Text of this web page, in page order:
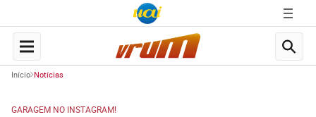
Início Notícias
GARAGEM NO INSTAGRAM!